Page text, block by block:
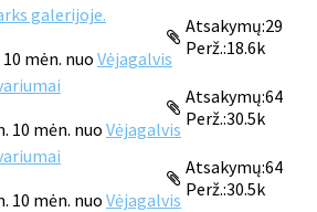
galerijoje.
mėn. nuo Vėjagalvis
Atsakymų:29
Perž.:18.6k
10 mėn. nuo Vėjagalvis
Atsakymų:64
Perž.:30.5k
10 mėn. nuo Vėjagalvis
Atsakymų:64
Perž.:30.5k